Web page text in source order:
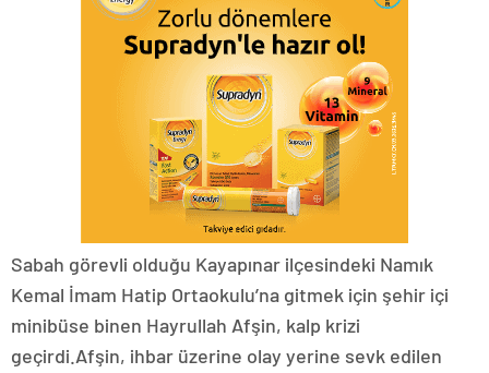
Sabah görevli olduğu Kayapınar ilçesindeki Namık
Kemal İmam Hatip Ortaokulu’na gitmek için şehir içi
minibüse binen Hayrullah Afşin, kalp krizi
geçirdi.Afşin, ihbar üzerine olay yerine sevk edilen